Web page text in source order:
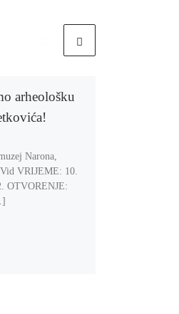
arheološku
Narona,
VRIJEME: 10.
OTVORENJE: